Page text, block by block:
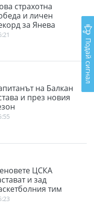
страхотна
и личен
за Янева
на Балкан
и през новия
ЦСКА
и зад
тим
Подай сигнал